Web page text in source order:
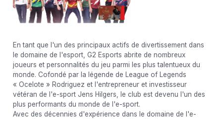
En tant que l'un des principaux actifs de divertissement dans
le domaine de l'esport, G2 Esports abrite de nombreux
joueurs et personnalités du jeu parmi les plus talentueux du
monde. Cofondé par la légende de League of Legends
« Ocelote » Rodriguez et l'entrepreneur et investisseur
vétéran de l'e-sport Jens Hilgers, le club est devenu l'un des
plus performants du monde de l'e-sport.
Avec des décennies d'expérience dans le domaine de l'e-